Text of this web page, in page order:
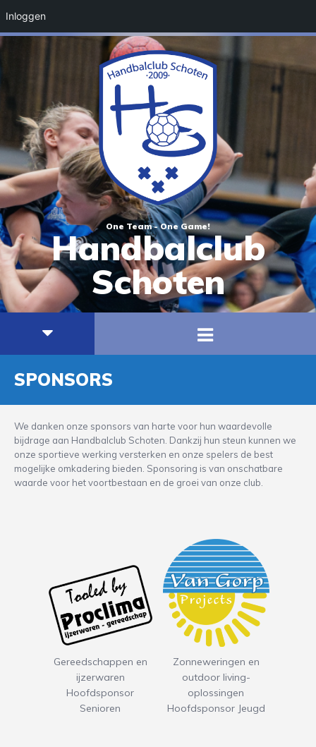
One Team - One Game!
Handbalclub
Schoten
SPONSORS
We danken onze sponsors van harte voor hun waardevolle
bijdrage aan Handbalclub Schoten. Dankzij hun steun kunnen we
onze sportieve werking versterken en onze spelers de best
mogelijke omkadering bieden. Sponsoring is van onschatbare
waarde voor het voortbestaan en de groei van onze club.
Gereedschappen en
ijzerwaren
Hoofdsponsor
Senioren
Zonneweringen en
outdoor living-
oplossingen
Hoofdsponsor Jeugd
Inloggen